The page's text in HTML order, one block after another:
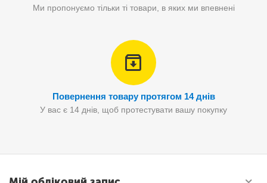
Ми пропонуємо тільки ті товари, в яких ми впевнені
Повернення товару протягом 14 днів
У вас є 14 днів, щоб протестувати вашу покупку